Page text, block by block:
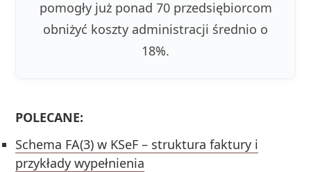
pomogły już ponad 70 przedsiębiorcom
obniżyć koszty administracji średnio o
18%.
POLECANE:
Schema FA(3) w KSeF – struktura faktury i
przykłady wypełnienia